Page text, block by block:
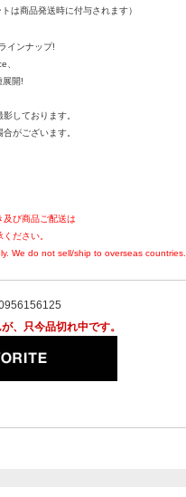
トは商品発送時に付与されます）
インナップ!
、
開!
しております。
がございます。
及び商品ご配送は
ださい。
We do not sell/ship to overseas countries.
、只今品切れ中です。